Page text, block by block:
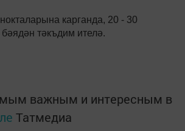
карганда, 20 - 30
тәкъдим ителә.
важным и интересным в
Татмедиа